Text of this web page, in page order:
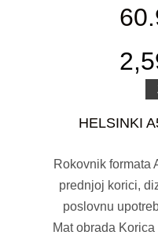
HELSINKI
Rokovnik formata
prednjoj korici,
poslovnu
Mat obrada